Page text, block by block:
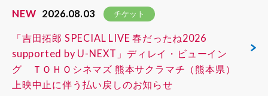
NEW 2026.08.03 チケット
「吉田拓郎 SPECIAL LIVE 春だったね2026
supported by U-NEXT」ディレイ・ビューイン
グ ＴＯＨＯシネマズ 熊本サクラマチ（熊本県）
上映中止に伴う払い戻しのお知らせ